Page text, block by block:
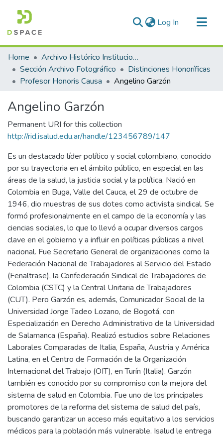
Log In (current)
Communities & Collections
All of DSpace
Statistics
Home
Archivo Histórico Institucional
Sección Archivo Fotográfico
Distinciones Honoríficas
Profesor Honoris Causa
Angelino Garzón
Angelino Garzón
Permanent URI for this collection
http://rid.isalud.edu.ar/handle/123456789/147
Es un destacado líder político y social colombiano, conocido
por su trayectoria en el ámbito público, en especial en las
áreas de la salud, la justicia social y la política. Nació en
Colombia en Buga, Valle del Cauca, el 29 de octubre de
1946, dio muestras de sus dotes como activista sindical. Se
formó profesionalmente en el campo de la economía y las
ciencias sociales, lo que lo llevó a ocupar diversos cargos
clave en el gobierno y a influir en políticas públicas a nivel
nacional. Fue Secretario General de organizaciones como la
Federación Nacional de Trabajadores al Servicio del Estado
(Fenaltrase), la Confederación Sindical de Trabajadores de
Colombia (CSTC) y la Central Unitaria de Trabajadores
(CUT). Pero Garzón es, además, Comunicador Social de la
Universidad Jorge Tadeo Lozano, de Bogotá, con
Especialización en Derecho Administrativo de la Universidad
de Salamanca (España). Realizó estudios sobre Relaciones
Laborales Comparadas de Italia, España, Austria y América
Latina, en el Centro de Formación de la Organización
Internacional del Trabajo (OIT), en Turín (Italia). Garzón
también es conocido por su compromiso con la mejora del
sistema de salud en Colombia. Fue uno de los principales
promotores de la reforma del sistema de salud del país,
buscando garantizar un acceso más equitativo a los servicios
médicos para la población más vulnerable. Isalud le entrega